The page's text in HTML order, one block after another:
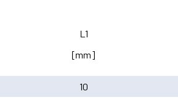
L1
[mm]
10